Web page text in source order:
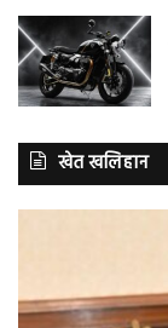
खेत खलिहान